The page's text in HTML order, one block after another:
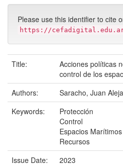
Please use this identifier to cite
https://cefadigital.edu.ar/
Title:
Acciones políticas
control de los
Authors:
Saracho, Juan
Keywords:
Protección
Control
Espacios Marítimos
Recursos
Issue Date:
2023